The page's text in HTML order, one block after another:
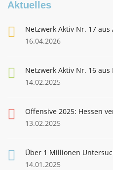
Aktuelles
Netzwerk Aktiv Nr. 17 aus
16.04.2026
Netzwerk Aktiv Nr. 16 aus
14.02.2025
Offensive 2025: Hessen
13.02.2025
Über 1 Millionen
14.01.2025